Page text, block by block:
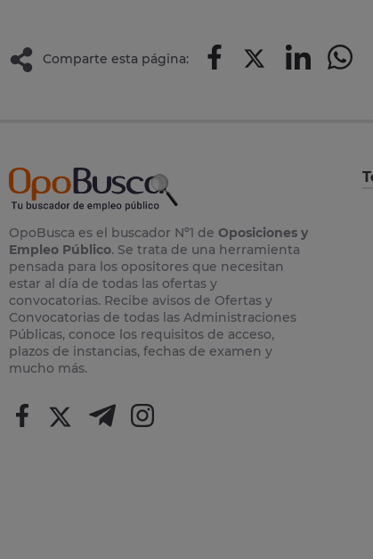
Comparte esta página:
OpoBusca es el buscador Nº1 de Oposiciones y
Empleo Público. Se trata de una herramienta
pensada para los opositores que necesitan
estar al día de todas las ofertas y
convocatorias. Recibe avisos de Ofertas y
Convocatorias de todas las Administraciones
Públicas, conoce los requisitos de acceso,
plazos de instancias, fechas de examen y
mucho más.